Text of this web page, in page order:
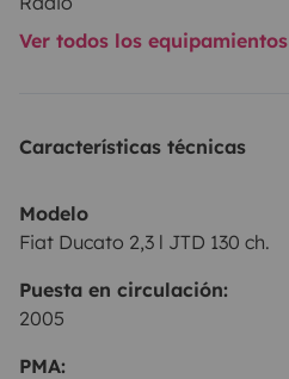
-Amplios armarios
Ver todos los equipamientos
Características técnicas
Modelo
Fiat Ducato 2,3 l JTD 130 ch.
Puesta en circulación:
2005
PMA: